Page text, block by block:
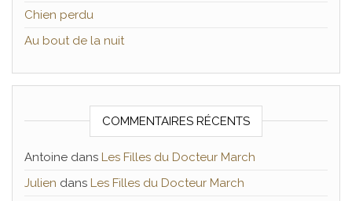
Chien perdu
Au bout de la nuit
COMMENTAIRES RÉCENTS
Antoine dans Les Filles du Docteur March
Julien dans Les Filles du Docteur March